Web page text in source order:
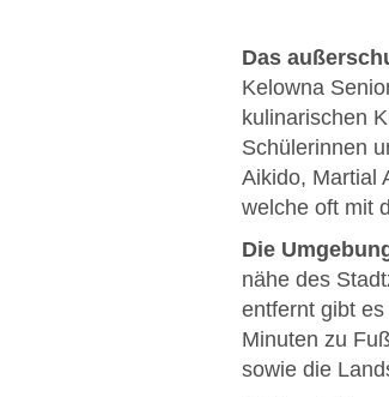
Das
Kelowna
kulinarischen
Schülerinnen
Aikido, Martial
welche oft mit
Die
nähe des
entfernt gibt
Minuten zu
sowie die